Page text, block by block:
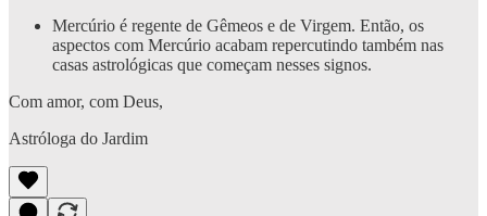
Mercúrio é regente de Gêmeos e de Virgem. Então, os
aspectos com Mercúrio acabam repercutindo também nas
casas astrológicas que começam nesses signos.
Com amor, com Deus,
Astróloga do Jardim